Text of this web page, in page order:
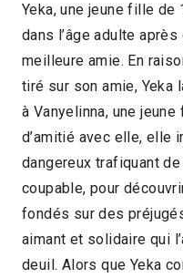
Yeka, une jeune fille de
dans l’âge adulte
meilleure amie. En
tiré sur son amie, Yeka
à Vanyelinna, une
d’amitié avec elle, elle
dangereux trafiquant
coupable, pour
fondés sur des
aimant et solidaire qui
deuil. Alors que Yeka